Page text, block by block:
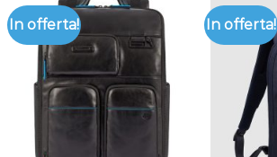
In offerta! In offerta!